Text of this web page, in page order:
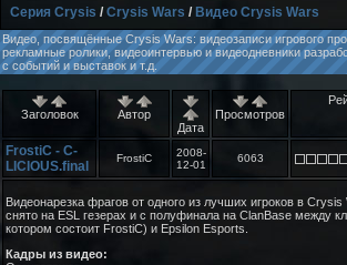
Серия Crysis /Crysis Wars / Видео Crysis Wars
Видео, посвящённые Crysis Wars: видеозаписи игрового
рекламные ролики, видеоинтервью и видеодневники
с событий и выставок и т.д.
Заголовок
Автор
Дата
Просмотров
FrostiC - C-
LICIOUS.final
FrostiC
2008-
12-01
6063
Видеонарезка фрагов от одного из лучших игроков в
снято на ESL гезерах и c полуфинала на ClanBase между
котором состоит FrostiC) и Epsilon Esports.
Кадры из видео: